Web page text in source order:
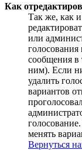
Как
Так же, как
или
сообщения в
ним). Если
удалить
вариантов
менять
Вернуться